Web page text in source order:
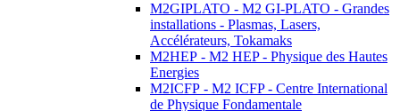
M2GIPLATO - M2 GI-PLATO - Grandes
installations - Plasmas, Lasers,
Accélérateurs, Tokamaks
M2HEP - M2 HEP - Physique des Hautes
Energies
M2ICFP - M2 ICFP - Centre International
de Physique Fondamentale